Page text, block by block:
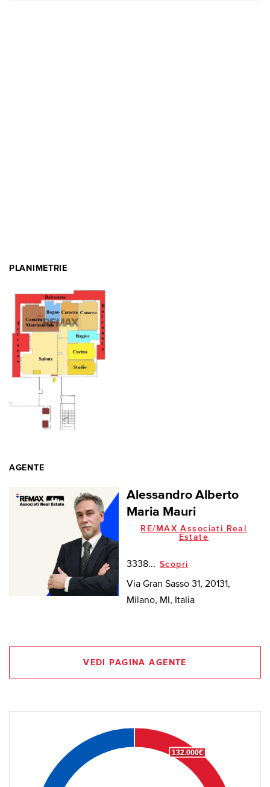
PLANIMETRIE
AGENTE
Alessandro Alberto
Maria Mauri
RE/MAX Associati Real
Estate
3338... Scopri
Via Gran Sasso 31, 20131,
Milano, MI, Italia
VEDI PAGINA AGENTE
132.000€